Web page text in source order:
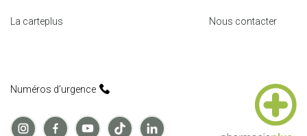
La carteplus Nous contacter
Numéros d’urgence